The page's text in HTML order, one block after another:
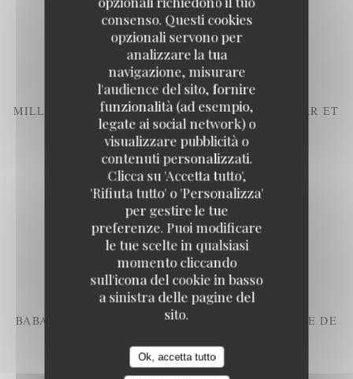
consenso. Questi cookies
opzionali servono per
analizzare la tua
navigazione, misurare
l'audience del sito, fornire
funzionalità (ad esempio,
legate ai social network) o
visualizzare pubblicità o
contenuti personalizzati.
Clicca su 'Accetta tutto',
'Rifiuta tutto' o 'Personalizza'
per gestire le tue
preferenze. Puoi modificare
le tue scelte in qualsiasi
momento cliccando
sull'icona del cookie in basso
a sinistra delle pagine del
sito.
Ok, accetta tutto
GONCOURT, SALADE VERTE
Elenco degli allergeni
12,00 EUR
MILLE FEUILLE À LA VANILLE DE MADAGASCAR ET
CARAMEL AU BEURRE SALÉ
Elenco degli allergeni
12,00 EUR
TARTE TATIN, CRÈME FRAÎCHE D'ISIGNY
Elenco degli allergeni
12,00 EUR
BABA AU RHUM, ANANAS INFUSÉ À LA VANILLE DE
Elenco degli allergeni